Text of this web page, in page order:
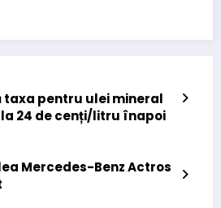
taxa pentru ulei mineral
la 24 de cenți/litru înapoi
Mercedes-Benz Actros